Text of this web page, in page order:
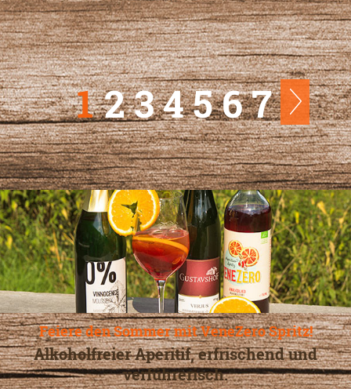
1 234567
Feiere den Sommer mit VeneZero Spritz!
Alkoholfreier Aperitif, erfrischend und
verführerisch.